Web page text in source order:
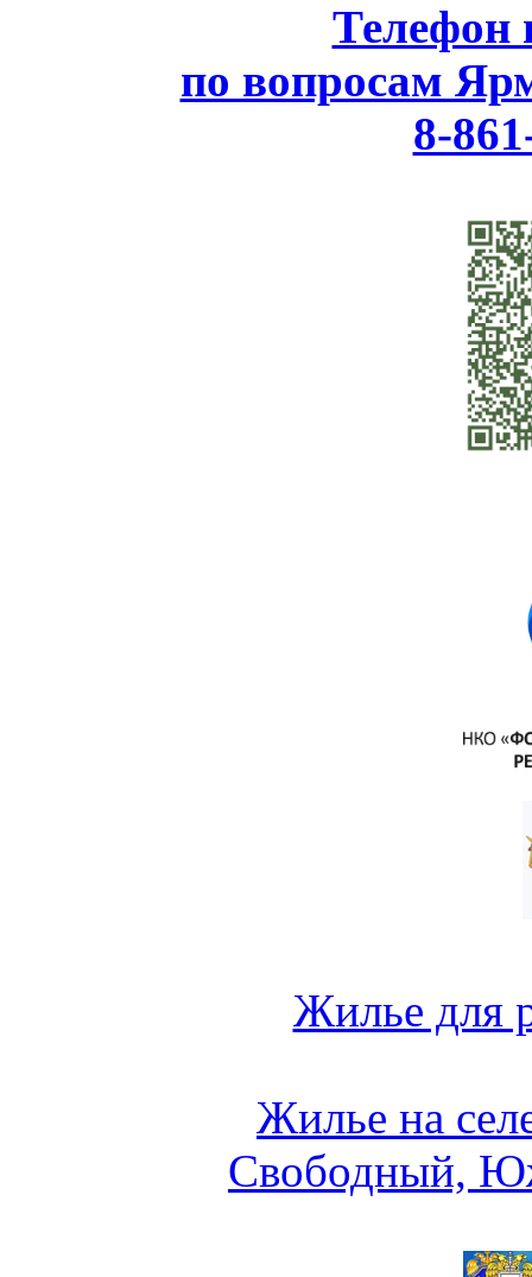
Телефон
по вопросам
8-
Жилье для
Жилье на
Свободный,